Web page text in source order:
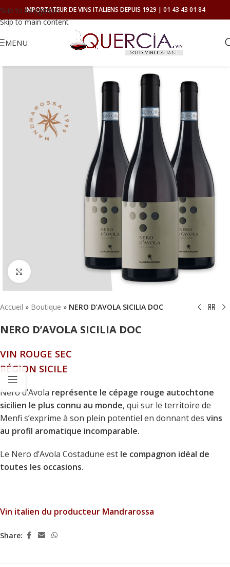
Skip to navigation
Skip to main content
IMPORTATEUR DE VINS ITALIENS DEPUIS 1929 | 01 43 43 01 84
MENU
Click to enlarge
Accueil » Boutique » NERO D’AVOLA SICILIA DOC
NERO D’AVOLA SICILIA DOC
VIN ROUGE SEC
RÉGION SICILE
Nero d’Avola représente le cépage rouge autochtone
sicilien le plus connu au monde, qui sur le territoire de
Menfi s’exprime à son plein potentiel en donnant des vins
au profil aromatique incomparable.
Le Nero d’Avola Costadune est le compagnon idéal de
toutes les occasions.
Vin italien du producteur Mandrarossa
Share: